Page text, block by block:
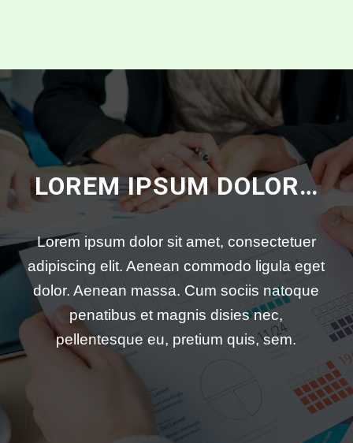
LOREM IPSUM DOLOR…
Lorem ipsum dolor sit amet, consectetuer
adipiscing elit. Aenean commodo ligula eget
dolor. Aenean massa. Cum sociis natoque
penatibus et magnis disies nec,
pellentesque eu, pretium quis, sem.